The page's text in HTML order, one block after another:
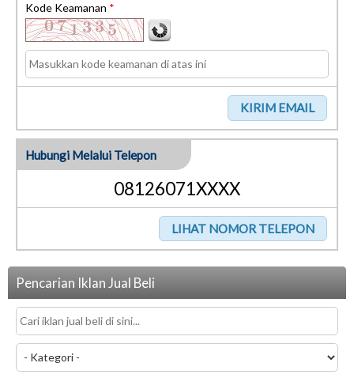
Kode Keamanan *
Hubungi Melalui Telepon
08126071XXXX
Pencarian Iklan Jual Beli